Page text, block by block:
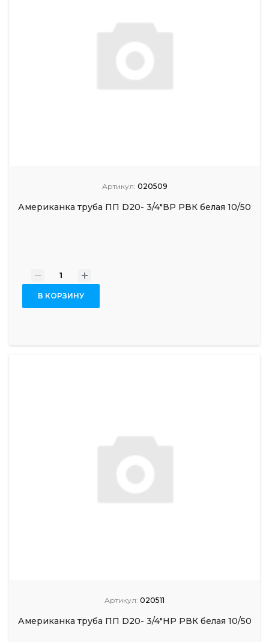
Артикул: 020509
Американка труба ПП D20- 3/4"ВР РВК белая 10/50
- +
В КОРЗИНУ
Артикул: 020511
Американка труба ПП D20- 3/4"НР РВК белая 10/50